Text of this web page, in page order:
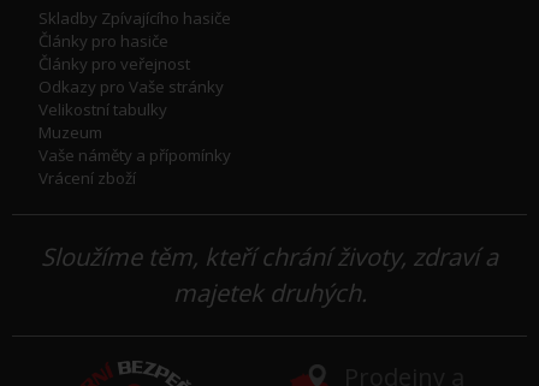
Skladby Zpívajícího hasiče
Články pro hasiče
Články pro veřejnost
Odkazy pro Vaše stránky
Velikostní tabulky
Muzeum
Vaše náměty a přípomínky
Vrácení zboží
Sloužíme těm, kteří chrání životy, zdraví a
majetek druhých.